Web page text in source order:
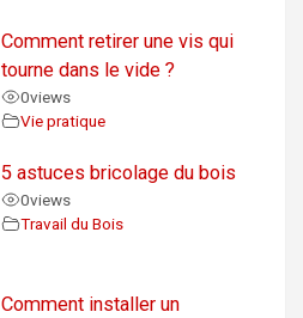
Comment retirer une vis qui
tourne dans le vide ?
0views
Vie pratique
5 astuces bricolage du bois
0views
Travail du Bois
Comment installer un